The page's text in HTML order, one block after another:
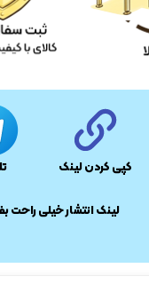
کپی کردن لینک
​لینک انتشار خیلی راحت